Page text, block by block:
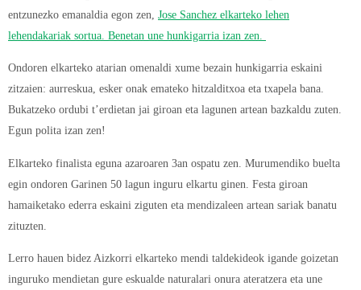
entzunezko emanaldia egon zen, Jose Sanchez elkarteko lehen
lehendakariak sortua. Benetan une hunkigarria izan zen.
Ondoren elkarteko atarian omenaldi xume bezain hunkigarria eskaini
zitzaien: aurreskua, esker onak emateko hitzalditxoa eta txapela bana.
Bukatzeko ordubi t’erdietan jai giroan eta lagunen artean bazkaldu zuten.
Egun polita izan zen!
Elkarteko finalista eguna azaroaren 3an ospatu zen. Murumendiko buelta
egin ondoren Garinen 50 lagun inguru elkartu ginen. Festa giroan
hamaiketako ederra eskaini ziguten eta mendizaleen artean sariak banatu
zituzten.
Lerro hauen bidez Aizkorri elkarteko mendi taldekideok igande goizetan
inguruko mendietan gure eskualde naturalari onura ateratzera eta une